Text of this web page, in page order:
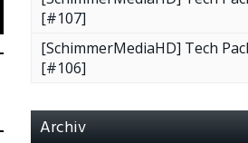
[#107]
[SchimmerMediaHD] Tech
[#106]
Archiv